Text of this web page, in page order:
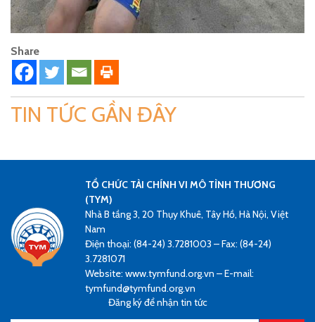
Share
TIN TỨC GẦN ĐÂY
TỔ CHỨC TÀI CHÍNH VI MÔ TÌNH THƯƠNG
(TYM)
Nhà B tầng 3, 20 Thụy Khuê, Tây Hồ, Hà Nội, Việt
Nam
Điện thoại: (84-24) 3.7281003 – Fax: (84-24)
3.7281071
Website: www.tymfund.org.vn – E-mail:
tymfund@tymfund.org.vn
Đăng ký để nhận tin tức